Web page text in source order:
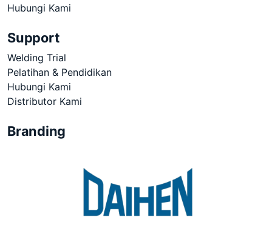
Hubungi Kami
Support
Welding Trial
Pelatihan & Pendidikan
Hubungi Kami
Distributor Kami
Branding